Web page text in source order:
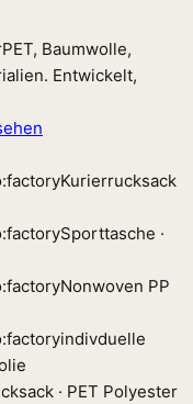
Baumwolle,
Entwickelt,
Kurierrucksack
Sporttasche ·
Nonwoven PP
indivduelle
· PET Polyester